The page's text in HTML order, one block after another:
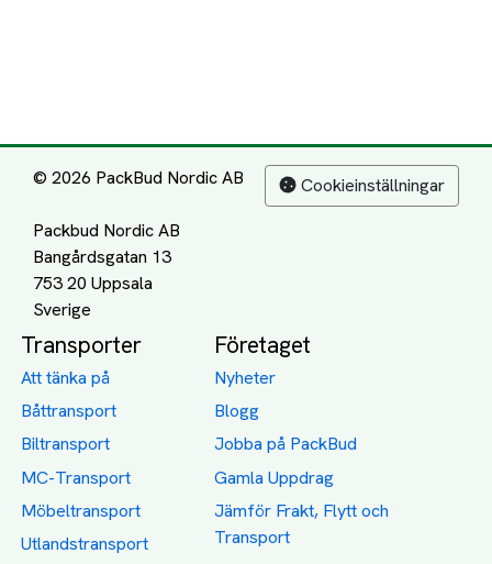
© 2026 PackBud Nordic AB
Packbud Nordic AB
Bangårdsgatan 13
753 20 Uppsala
Cookieinställningar
Transporter
Att tänka på
Båttransport
Biltransport
MC-Transport
Möbeltransport
Utlandstransport
Företaget
Nyheter
Blogg
Jobba på PackBud
Gamla Uppdrag
Jämför Frakt, Flytt och
Transport